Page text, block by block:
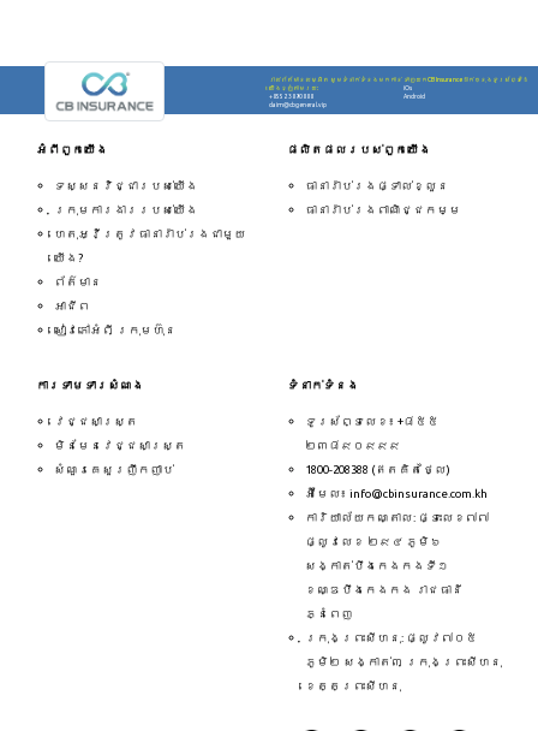
រាល់ព័ត័មានលម្អិត សូមទំនាក់ទំនងមកកាន់
យើងខ្ញុំតាមរយ:
+855 23890888
claim@cbgeneral.vip
ទាញយកCB Insuranceដាក់ក្នុងទូរស័ព្ទដៃ
iOs
Android
អំពីពួកយើង
ទស្សនវិជ្ជារបស់យើង
ក្រុមការងាររបស់យើង
ហេតុអ្វីត្រូវធានារ៉ាប់រងជាមួយ
យើង?
ព័ត៌មាន
អាជីព
សៀវភៅអំពី ក្រុមហ៊ុន
ផលិតផលរបស់ពួកយើង
ធានារ៉ាប់រងផ្ទាល់ខ្លួន
ធានារ៉ាប់រងពាណិជ្ជកម្ម
ការទាមទារសំណង
វេជ្ជសាស្ត្រ
មិនមែនវេជ្ជសាស្ត្រ
សំណួរគេសួរញឹកញាប់
ទំនាក់ទំនង
ទូរស័ព្ទលេខ៖ +៨៥៥
២៣៨៩០៩៩៩
1800-208388 (ឥតគិតថ្លៃ)
អ៊ីមែល៖ info@cbinsurance.com.kh
ការិយាល័យកណ្តាល: ផ្ទះលេខ៧៧
ផ្លូវលេខ ២៩៤ ភូមិ៦
សង្កាត់បឹងកេងកងទី១
ខណ្ឌបឹងកេងកង រាជធានី
ភ្នំពេញ
ក្រុងព្រះសីហនុ: ផ្លូវ៧០៥
ភូមិ២ សង្កាត់៣ ក្រុងព្រះសីហនុ
ខេត្តព្រះសីហនុ